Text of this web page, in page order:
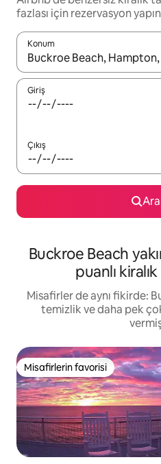
fazlası için rezervasyon yapın
Konum
Sonuçlar kullanılabilir
Giriş
Çıkış
Buckroe Beach
puanlı
Misafirler de aynı fikirde:
temizlik ve daha pek
Misafirlerin favorisi
Misafirlerin favorisi